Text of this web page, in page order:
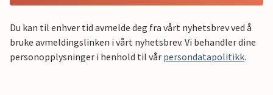
Du kan til enhver tid avmelde deg fra vårt nyhetsbrev ved å
bruke avmeldingslinken i vårt nyhetsbrev. Vi behandler dine
personopplysninger i henhold til vår persondatapolitikk.